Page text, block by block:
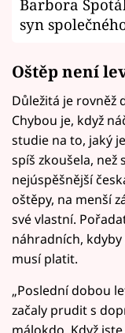
Barbora
syn
Oštěp není
Důležitá je rovněž
Chybou je, když
studie na to, jaký
spíš zkoušela, než
nejúspěšnější
oštěpy, na menší
své vlastní.
náhradních,
musí platit.
„Poslední dobou
začaly prudit s